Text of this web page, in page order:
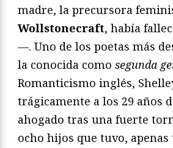
madre, la precursora
Wollstonecraft, había
—. Uno de los poetas más
la conocida como segunda
Romanticismo inglés,
trágicamente a los 29 años
ahogado tras una fuerte
ocho hijos que tuvo, apenas